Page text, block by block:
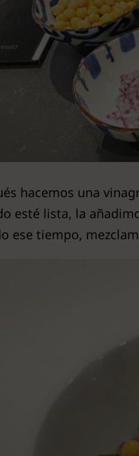
hacemos una
esté lista, la
ese tiempo,